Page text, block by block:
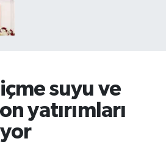
suyu ve
yatırımları
ve Fikstür